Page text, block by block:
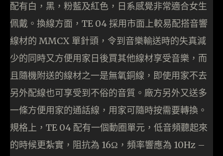
配有白，黑，粉藍及紅色，日系感覺非常適合女生
佩戴。換線方面，TE 04 採用市面上較易配搭音響
線材的 MMCX 單針頭，令到音樂輸送時的失真減
少的同時又方便用家日後買其他線材享受音樂，而
且隨機附送的線材之一是無氧銅線，即使用家不去
另外配線也可享受到不俗的音質。廠方另外又送多
一條方便用家的通話線，用家可隨時按需要轉換。
規格上，TE 04 配有一個動圈單元，低音頻聽起來
的時候更紮實，阻抗為 16Ω，頻率響應為 10Hz –